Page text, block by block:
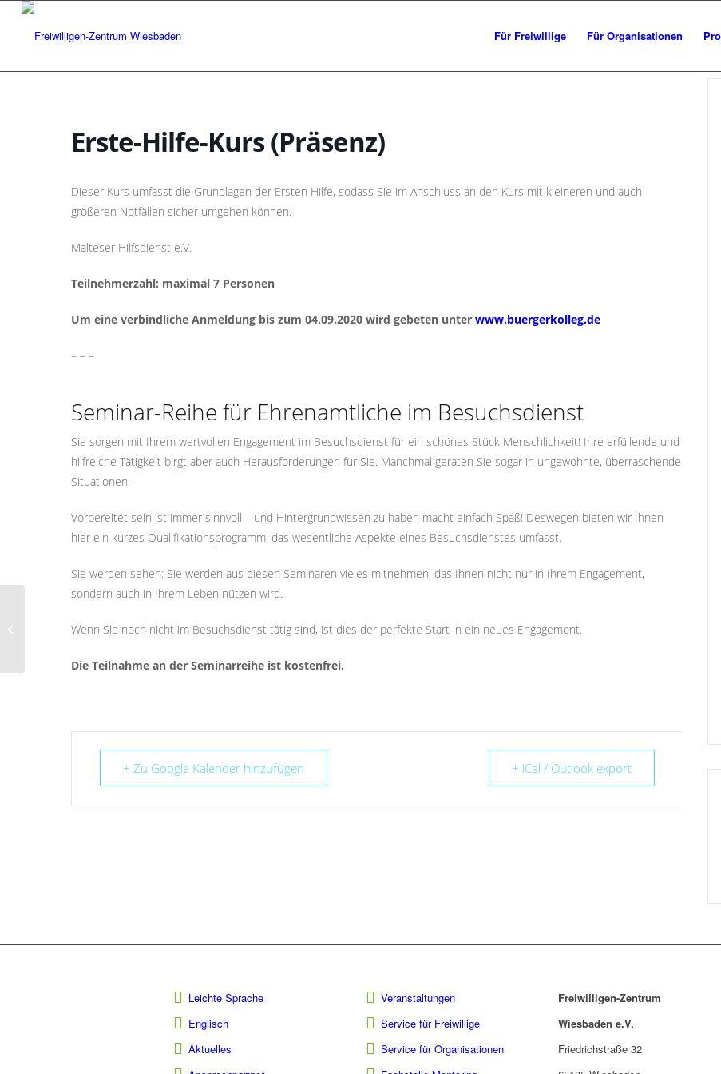
Für Freiwillige Für Organisationen
Erste-Hilfe-Kurs (Präsenz)
Dieser Kurs umfasst die Grundlagen der Ersten Hilfe, sodass Sie im Anschluss an den Kurs mit kleineren und auch
größeren Notfällen sicher umgehen können.
Malteser Hilfsdienst e.V.
Teilnehmerzahl: maximal 7 Personen
Um eine verbindliche Anmeldung bis zum 04.09.2020 wird gebeten unter www.buergerkolleg.de
– – –
Seminar-Reihe für Ehrenamtliche im Besuchsdienst
Sie sorgen mit Ihrem wertvollen Engagement im Besuchsdienst für ein schönes Stück Menschlichkeit! Ihre erfüllende und
hilfreiche Tätigkeit birgt aber auch Herausforderungen für Sie. Manchmal geraten Sie sogar in ungewohnte, überraschende
Situationen.
Vorbereitet sein ist immer sinnvoll – und Hintergrundwissen zu haben macht einfach Spaß! Deswegen bieten wir Ihnen
hier ein kurzes Qualifikationsprogramm, das wesentliche Aspekte eines Besuchsdienstes umfasst.
Sie werden sehen: Sie werden aus diesen Seminaren vieles mitnehmen, das Ihnen nicht nur in Ihrem Engagement,
sondern auch in Ihrem Leben nützen wird.
Wenn Sie noch nicht im Besuchsdienst tätig sind, ist dies der perfekte Start in ein neues Engagement.
Die Teilnahme an der Seminarreihe ist kostenfrei.
+ Zu Google Kalender hinzufügen + iCal / Outlook export
Leichte Sprache
Englisch
Aktuelles
Veranstaltungen
Service für Freiwillige
Service für Organisationen
Freiwilligen-Zentrum
Wiesbaden e.V.
Friedrichstraße 32
sein bedeutet pure Lebendigkeit!